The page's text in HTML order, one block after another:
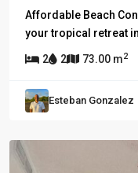
Affordable Beach
your tropical retreat
2 2 73.00 m2
Esteban Gonzalez